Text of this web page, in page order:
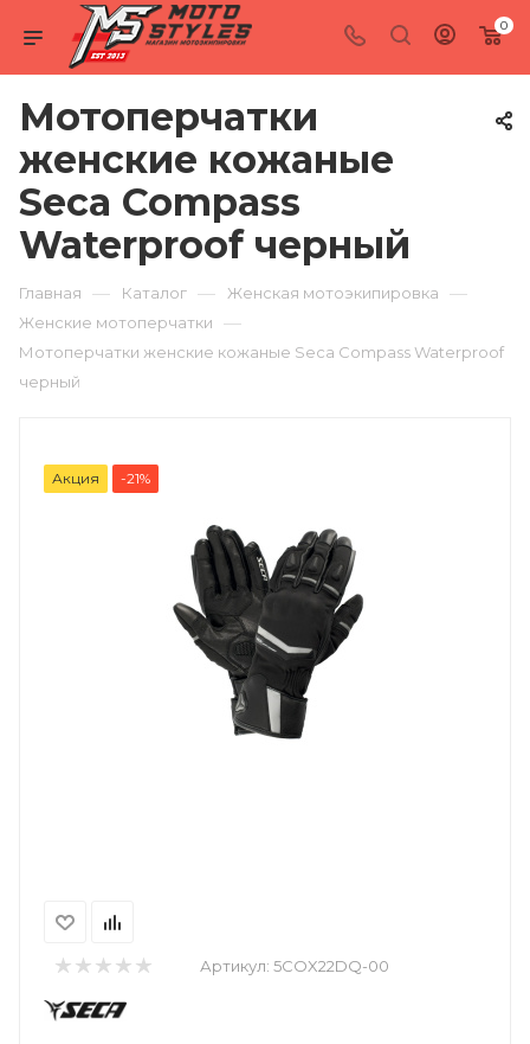
0
Мотоперчатки
женские кожаные
Seca Compass
Waterproof черный
Главная — Каталог — Женская мотоэкипировка —
Женские мотоперчатки —
Мотоперчатки женские кожаные Seca Compass Waterproof
черный
Акция -21%
Артикул: 5COX22DQ-00